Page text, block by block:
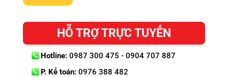
HỖ TRỢ TRỰC TUYẾN
Hotline:0987 300 475 - 0904 707 887
P. Kế toán:0976 388 482